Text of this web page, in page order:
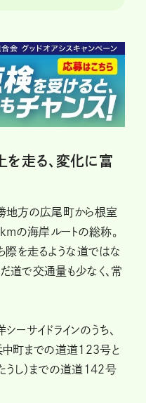
走る、変化に富
地方の広尾町から根室
の海岸ルートの総称。
際を走るような道ではな
道で交通量も少なく、常
ーサイドラインのうち、
中町までの道道123号と
うし）までの道道142号